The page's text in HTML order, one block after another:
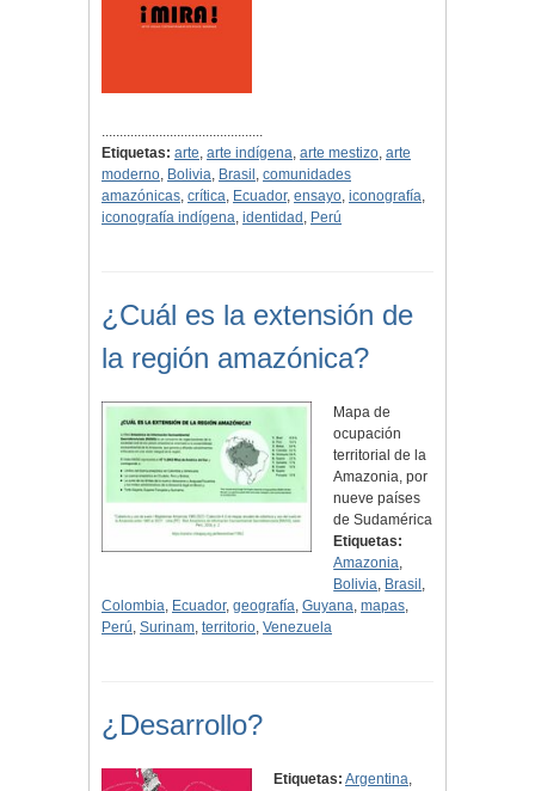
.............................................
Etiquetas: arte, arte indígena, arte mestizo, arte
moderno, Bolivia, Brasil , comunidades
amazónicas, crítica, Ecuador, ensayo, iconografía,
iconografía indígena, identidad , Perú
¿Cuál es la extensión de
la región amazónica?
Mapa de
ocupación
territorial de la
Amazonia, por
nueve países
de Sudamérica
Etiquetas:
Amazonia,
Bolivia, Brasil ,
Colombia, Ecuador, geografía, Guyana, mapas,
Perú, Surinam, territorio, Venezuela
¿Desarrollo?
Etiquetas: Argentina,